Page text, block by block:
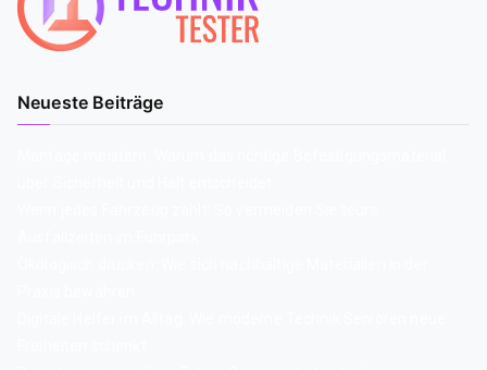
Neueste Beiträge